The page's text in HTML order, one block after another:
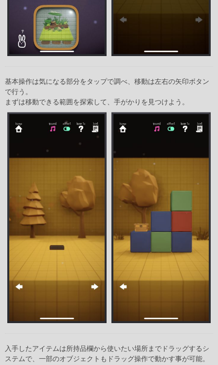
基本操作は気になる部分をタップで調べ、移動は左右の矢印ボタン
で行う。
まずは移動できる範囲を探索して、手がかりを見つけよう。
入手したアイテムは所持品欄から使いたい場所までドラッグするシ
ステムで、一部のオブジェクトもドラッグ操作で動かす事が可能。